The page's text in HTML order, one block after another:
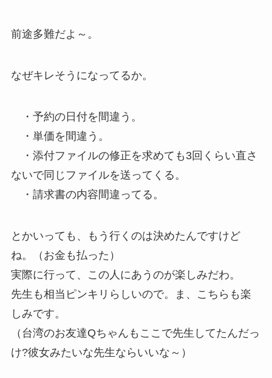
前途多難だよ～。
なぜキレそうになってるか。
・予約の日付を間違う。
・単価を間違う。
・添付ファイルの修正を求めても3回くらい直さ
ないで同じファイルを送ってくる。
・請求書の内容間違ってる。
とかいっても、もう行くのは決めたんですけど
ね。（お金も払った）
実際に行って、この人にあうのが楽しみだわ。
先生も相当ピンキリらしいので。ま、こちらも楽
しみです。
（台湾のお友達Qちゃんもここで先生してたんだっ
け?彼女みたいな先生ならいいな～）